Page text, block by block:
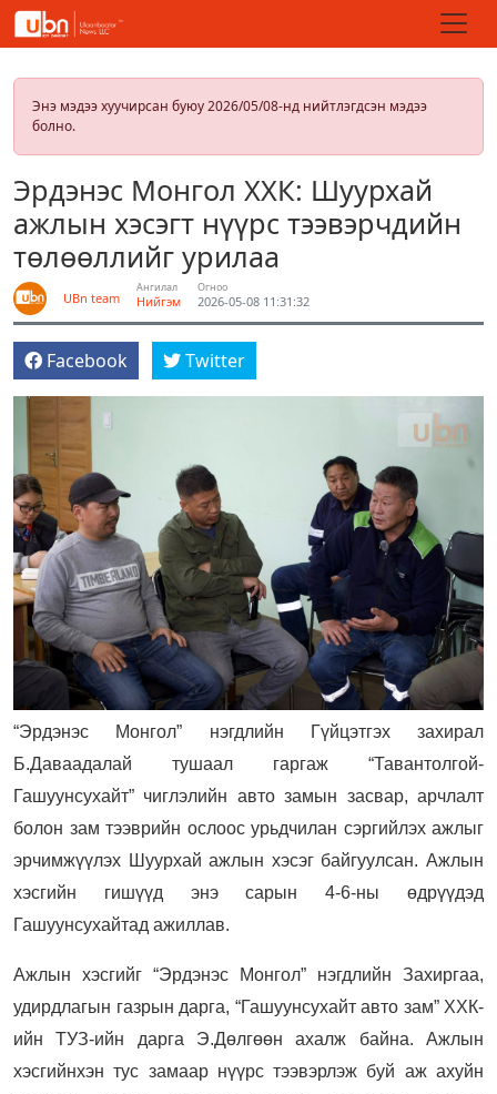
Энэ мэдээ хуучирсан буюу 2026/05/08-нд нийтлэгдсэн мэдээ
болно.
Эрдэнэс Монгол ХХК: Шуурхай
ажлын хэсэгт нүүрс тээвэрчдийн
төлөөллийг урилаа
UBn team
Ангилал
Нийгэм
Огноо
2026-05-08 11:31:32
Facebook Twitter
“Эрдэнэс Монгол” нэгдлийн Гүйцэтгэх захирал
Б.Даваадалай тушаал гаргаж “Тавантолгой-
Гашуунсухайт” чиглэлийн авто замын засвар, арчлалт
болон зам тээврийн ослоос урьдчилан сэргийлэх ажлыг
эрчимжүүлэх Шуурхай ажлын хэсэг байгуулсан. Ажлын
хэсгийн гишүүд энэ сарын 4-6-ны өдрүүдэд
Гашуунсухайтад ажиллав.
Ажлын хэсгийг “Эрдэнэс Монгол” нэгдлийн Захиргаа,
удирдлагын газрын дарга, “Гашуунсухайт авто зам” ХХК-
ийн ТУЗ-ийн дарга Э.Дөлгөөн ахалж байна. Ажлын
хэсгийнхэн тус замаар нүүрс тээвэрлэж буй аж ахуйн